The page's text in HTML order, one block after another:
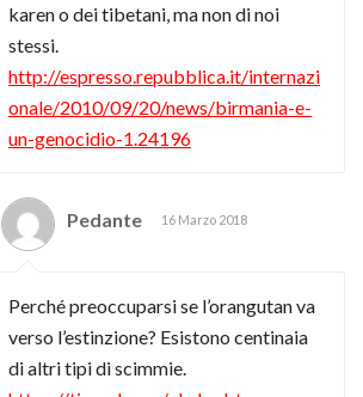
karen o dei tibetani, ma non di noi
stessi.
http://espresso.repubblica.it/internazi
onale/2010/09/20/news/birmania-e-
un-genocidio-1.24196
Pedante 16 Marzo 2018
Perché preoccuparsi se l’orangutan va
verso l’estinzione? Esistono centinaia
di altri tipi di scimmie.